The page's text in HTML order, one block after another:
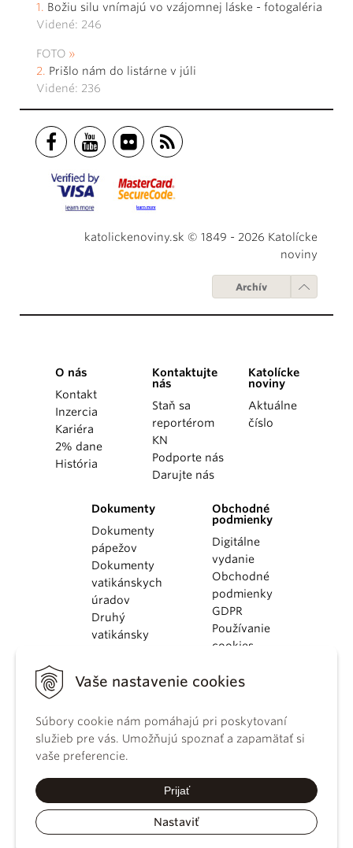
Vaše nastavenie cookies
Súbory cookie nám pomáhajú pri poskytovaní
služieb pre vás. Umožňujú spoznať a zapamätať si
vaše preferencie.
Prijať
Nastaviť
Božiu silu vnímajú vo vzájomnej láske - fotogaléria
Videné: 246
FOTO
Prišlo nám do listárne v júli
Videné: 236
katolickenoviny.sk © 1849 - 2026 Katolícke
noviny
Archív
O nás
Kontakt
Inzercia
Kariéra
2% dane
História
Kontaktujte
nás
Staň sa
reportérom
KN
Podporte nás
Darujte nás
Katolícke
noviny
Aktuálne
číslo
Dokumenty
Dokumenty
pápežov
Dokumenty
vatikánskych
úradov
Druhý
vatikánsky
KBS
kánonického
práva
Katechizmus
Obchodné
podmienky
Digitálne
vydanie
Obchodné
podmienky
GDPR
Používanie
cookies